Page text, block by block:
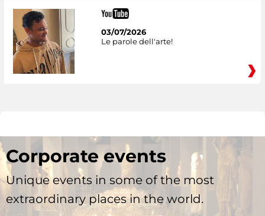
03/07/2026
Le parole dell'arte!
Corporate events
Unique events in some of the most
extraordinary places in the world.